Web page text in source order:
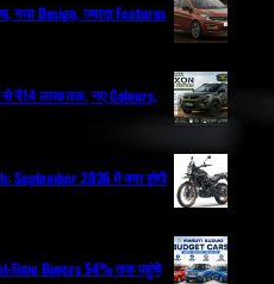
नया Design, ज्यादा Features
से ₹14 लाख तक, नए Colours,
September 2026 में क्या होगी
Time Buyers 54% तक पहुंचे